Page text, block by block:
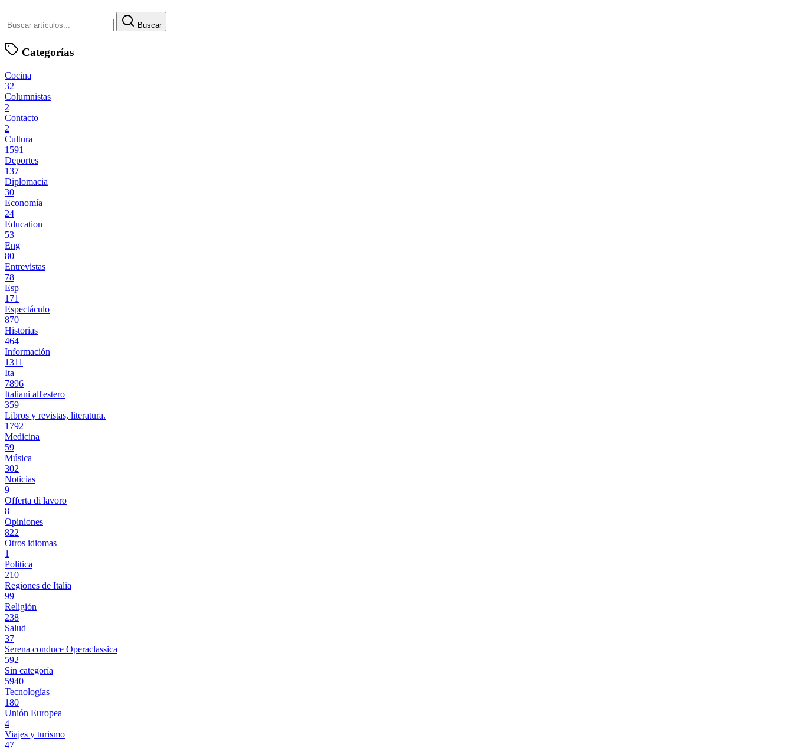
Buscar
Categorías
Cocina
32
Columnistas
2
Contacto
2
Cultura
1591
Deportes
137
Diplomacia
30
Economía
24
Education
53
Eng
80
Entrevistas
78
Esp
171
Espectáculo
870
Historias
464
Información
1311
Ita
7896
Italiani all'estero
359
Libros y revistas, literatura.
1792
Medicina
59
Música
302
Noticias
9
Offerta di lavoro
8
Opiniones
822
Otros idiomas
1
Politica
210
Regiones de Italia
99
Religión
238
Salud
37
Serena conduce Operaclassica
592
Sin categoría
5940
Tecnologías
180
Unión Europea
4
Viajes y turismo
47